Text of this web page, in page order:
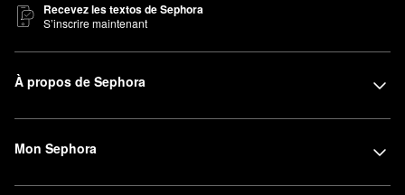
Recevez les textos de Sephora
S’inscrire maintenant
À propos de Sephora
Mon Sephora